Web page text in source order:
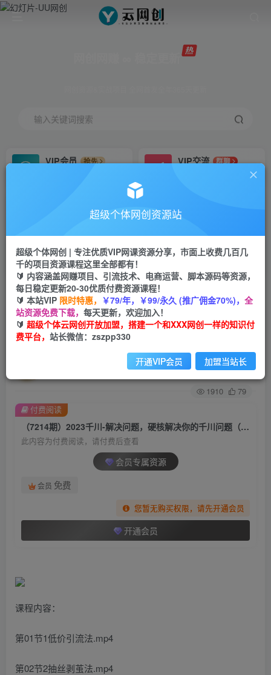
输入关键词搜索
VIP会员
抢先
VIP交流
群聊
研究探讨更多创业项目路子。
会员专属推广链接
招募站长
挂机
项目
脚本卡密
APP下载
GO
首页 创业课程 会员专属 正文
（7214期）2023千川-解决问题，硬核解决你的千
川问题（11节课）
关注 私信
1910 79
（7214期）2023千川-解决问题，硬核解决你的千川问题（11节课）
此内容为付费阅读，请付费后查看
会员专属资源
会员 免费
您暂无购买权限，请先开通会员
开通会员
付费阅读
课程内容：
第01节1低价引流法.mp4
第02节2抽丝剥茧法.mp4
超级个体网创资源站
超级个体网创 | 专注优质VIP网课资源分享，市面上收费几百几
千的项目资源课程这里全部都有！
🔰 内容涵盖网赚项目、引流技术、电商运营、脚本源码等资源，
每日稳定更新20-30优质付费资源课程！
🔰 本站VIP 限时特惠， ￥79/年，￥99/永久 (推广佣金70%)， 全
站资源免费下载， 每天更新，欢迎加入！
🔰 超级个体云网创开放加盟，搭建一个和XXX网创一样的知识付
费平台， 站长微信：zszpp330
开通VIP会员 加盟当站长